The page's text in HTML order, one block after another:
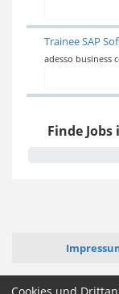
Trainee SAP
adesso business
Finde
ictjob.de